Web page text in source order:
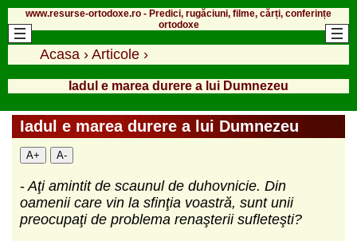
www.resurse-ortodoxe.ro - Predici, rugăciuni, filme, cărți, conferințe
ortodoxe
Acasa › Articole ›
Iadul e marea durere a lui Dumnezeu
Iadul e marea durere a lui Dumnezeu
A+ A-
- Aţi amintit de scaunul de duhovnicie. Din
oamenii care vin la sfinţia voastră, sunt unii
preocupaţi de problema renaşterii sufleteşti?